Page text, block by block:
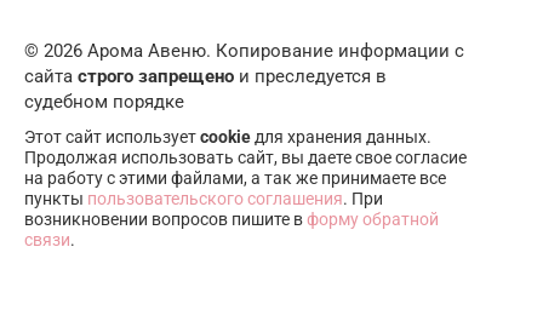
© 2026 Арома Авеню. Копирование информации с
сайта строго запрещено и преследуется в
судебном порядке
Этот сайт используетcookie для хранения данных.
Продолжая использовать сайт, вы даете свое согласие
на работу с этими файлами, а так же принимаете все
пункты пользовательского соглашения. При
возникновении вопросов пишите вформу обратной
связи.